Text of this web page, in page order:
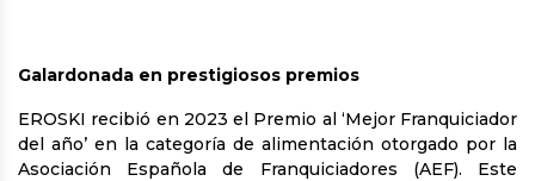
Galardonada en prestigiosos premios
EROSKI recibió en 2023 el Premio al ‘Mejor Franquiciador
del año’ en la categoría de alimentación otorgado por la
Asociación Española de Franquiciadores (AEF). Este